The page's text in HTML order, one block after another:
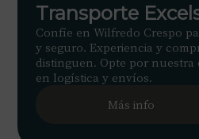
Transporte
Confíe en Wilfredo Crespo
y seguro. Experiencia y
distinguen. Opte por nuestra
en logística y envíos.
Más info